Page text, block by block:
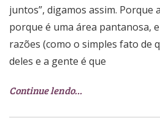
juntos”, digamos assim. Porque
porque é uma área pantanosa,
razões (como o simples fato de
deles e a gente é que
Continue lendo…